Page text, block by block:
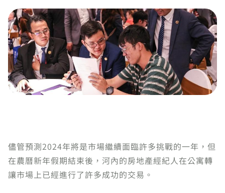
儘管預測2024年將是市場繼續面臨許多挑戰的一年，但
在農曆新年假期結束後，河內的房地產經紀人在公寓轉
讓市場上已經進行了許多成功的交易。